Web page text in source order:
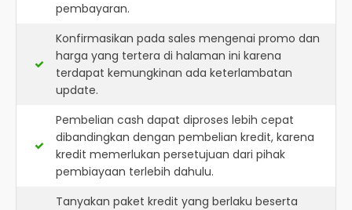
pembayaran.
Konfirmasikan pada sales mengenai promo dan
harga yang tertera di halaman ini karena
terdapat kemungkinan ada keterlambatan
update.
Pembelian cash dapat diproses lebih cepat
dibandingkan dengan pembelian kredit, karena
kredit memerlukan persetujuan dari pihak
pembiayaan terlebih dahulu.
Tanyakan paket kredit yang berlaku beserta